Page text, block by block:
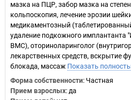
мазка на ПЦР, забор мазка на
кольпоскопия, лечение эрозии
медикаментозный
удаление подкожного имплантанта
ВМС), оториноларинголог
лекарственных средств, вскрытие
блокада, массаж Показать
Форма собственности: Частная
Прием взрослых: да